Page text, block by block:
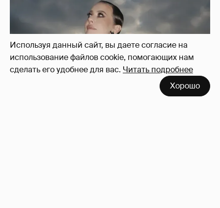
Используя данный сайт, вы даете согласие на
использование файлов cookie, помогающих нам
сделать его удобнее для вас. Читать подробнее
Хорошо